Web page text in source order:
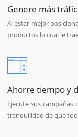
Genere más
Al estar mejor
productos lo cual le
Ahorre tiempo y
Ejecute sus
tranquilidad de que